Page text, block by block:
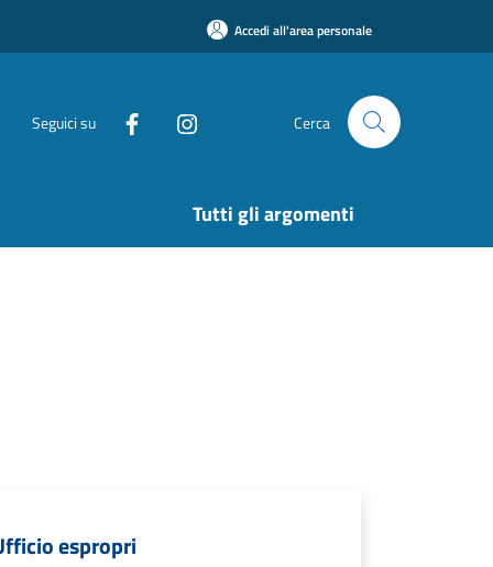
Accedi all'area personale
Seguici su Cerca
Tutti gli argomenti
espropri